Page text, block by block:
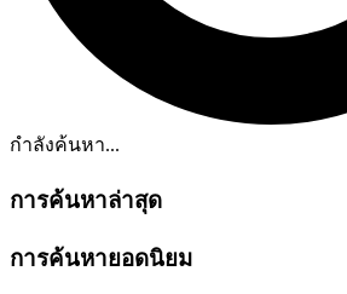
กำลังค้นหา...
การค้นหาล่าสุด
การค้นหายอดนิยม